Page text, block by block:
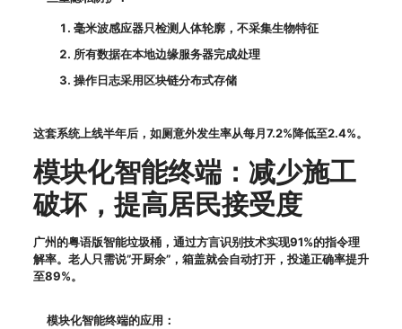
毫米波感应器只检测人体轮廓，不采集生物特征
所有数据在本地边缘服务器完成处理
操作日志采用区块链分布式存储
这套系统上线半年后，如厕意外发生率从每月7.2%降低至2.4%。
模块化智能终端：减少施工
破坏，提高居民接受度
广州的粤语版智能垃圾桶，通过方言识别技术实现91%的指令理
解率。老人只需说”开厨余”，箱盖就会自动打开，投递正确率提升
至89%。
模块化智能终端的应用：